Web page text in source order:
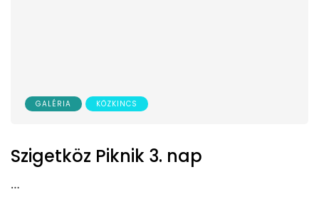
GALÉRIA KÖZKINCS
Szigetköz Piknik 3. nap
…